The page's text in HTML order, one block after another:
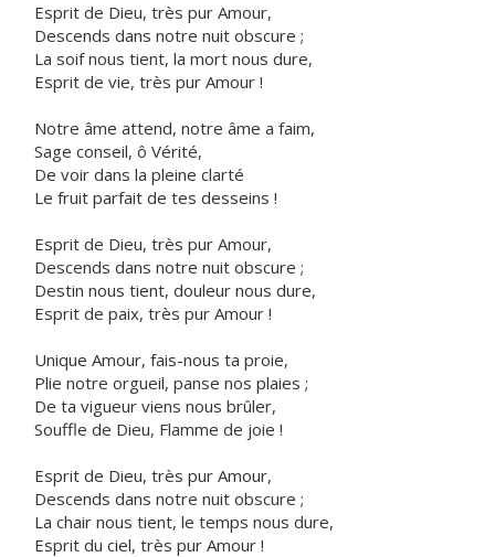
Esprit de Dieu, très pur Amour,
Descends dans notre nuit obscure ;
La soif nous tient, la mort nous dure,
Esprit de vie, très pur Amour !
Notre âme attend, notre âme a faim,
Sage conseil, ô Vérité,
De voir dans la pleine clarté
Le fruit parfait de tes desseins !
Esprit de Dieu, très pur Amour,
Descends dans notre nuit obscure ;
Destin nous tient, douleur nous dure,
Esprit de paix, très pur Amour !
Unique Amour, fais-nous ta proie,
Plie notre orgueil, panse nos plaies ;
De ta vigueur viens nous brûler,
Souffle de Dieu, Flamme de joie !
Esprit de Dieu, très pur Amour,
Descends dans notre nuit obscure ;
La chair nous tient, le temps nous dure,
Esprit du ciel, très pur Amour !